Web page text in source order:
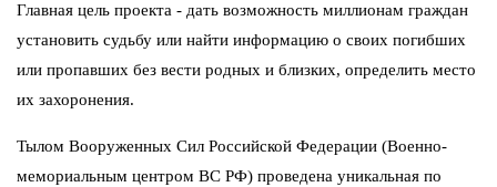
Главная цель проекта - дать возможность миллионам граждан
установить судьбу или найти информацию о своих погибших
или пропавших без вести родных и близких, определить место
их захоронения.
Тылом Вооруженных Сил Российской Федерации (Военно-
мемориальным центром ВС РФ) проведена уникальная по